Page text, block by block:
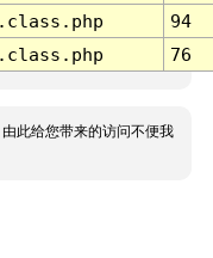
94
76
此给您带来的访问不便我